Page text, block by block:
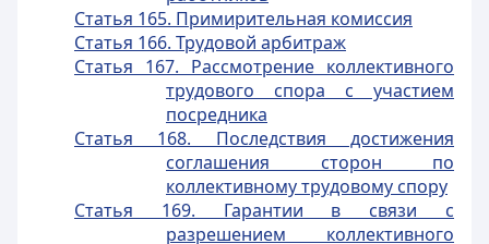
Статья 165. Примирительная комиссия
Статья 166. Трудовой арбитраж
Статья 167. Рассмотрение коллективного
трудового спора с участием
посредника
Статья 168. Последствия достижения
соглашения сторон по
коллективному трудовому спору
Статья 169. Гарантии в связи с
разрешением коллективного